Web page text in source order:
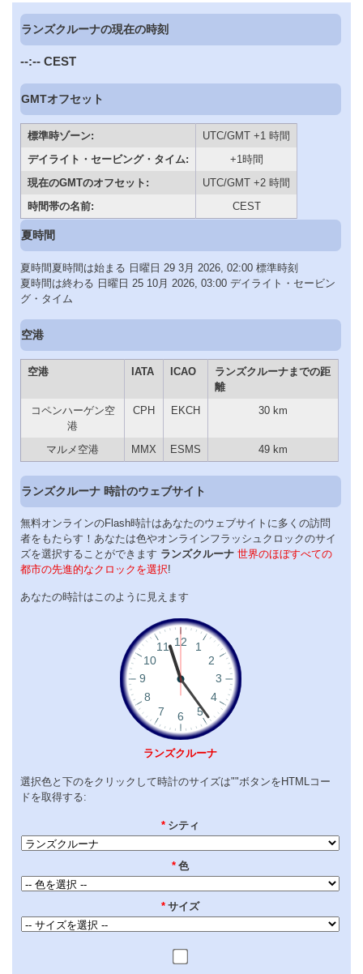
ランズクルーナの現在の時刻
--:-- CEST
GMTオフセット
標準時ゾーン:
UTC/GMT +1 時間
デイライト・セービング・タイム:
+1時間
現在のGMTのオフセット:
UTC/GMT +2 時間
時間帯の名前:
CEST
夏時間
夏時間夏時間は始まる 日曜日 29 3月 2026, 02:00 標準時刻
夏時間は終わる 日曜日 25 10月 2026, 03:00 デイライト・セービン
グ・タイム
空港
空港 IATA ICAO
ランズクルーナまでの距
離
コペンハーゲン空
港
CPH EKCH 30 km
マルメ空港 MMX ESMS 49 km
ランズクルーナ 時計のウェブサイト
無料オンラインのFlash時計はあなたのウェブサイトに多くの訪問
者をもたらす！あなたは色やオンラインフラッシュクロックのサイ
ズを選択することができます ランズクルーナ 世界のほぼすべての
都市の先進的なクロックを選択!
あなたの時計はこのように見えます
ランズクルーナ
選択色と下のをクリックして時計のサイズは""ボタンをHTMLコー
ドを取得する:
* シティ
* 色
* サイズ